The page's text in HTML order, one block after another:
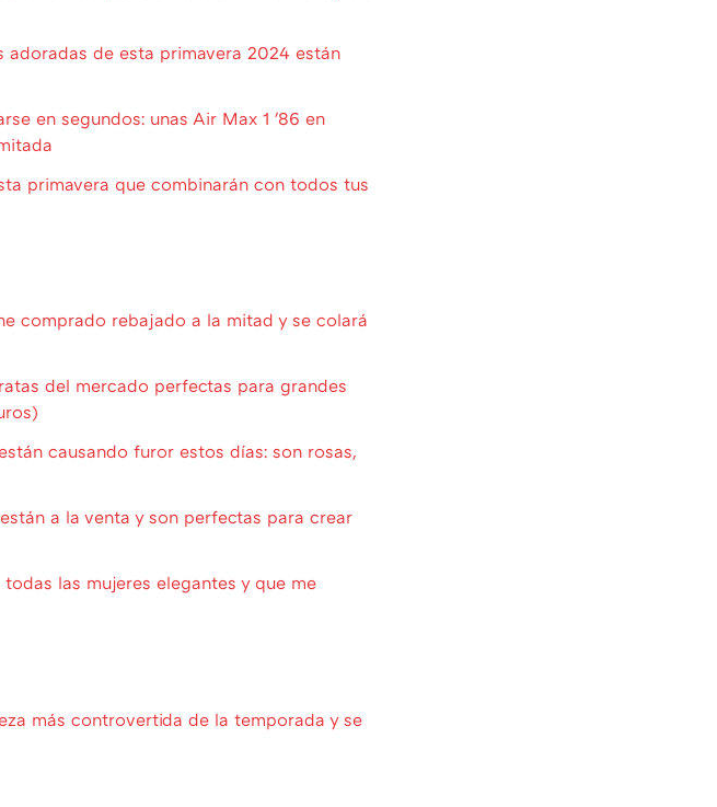
de esta primavera 2024 están
en segundos: unas Air Max 1 '86 en
primavera que combinarán con todos tus
comprado rebajado a la mitad y se colará
del mercado perfectas para grandes
causando furor estos días: son rosas,
a la venta y son perfectas para crear
las mujeres elegantes y que me
más controvertida de la temporada y se